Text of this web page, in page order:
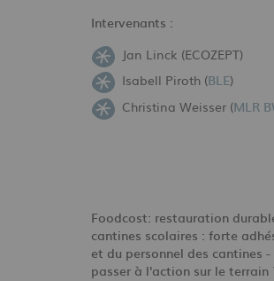
Intervenants :
Jan Linck (ECOZEPT)
Isabell Piroth (BLE)
Christina Weisser (MLR
Foodcost: restauration
cantines scolaires : forte
et du personnel des cantines
passer à l'action sur le terrain